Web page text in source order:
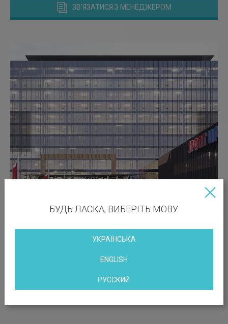
ЗВ'ЯЗАТИСЯ З МЕНЕДЖЕРОМ
БУДЬ ЛАСКА, ВИБЕРІТЬ МОВУ
УКРАЇНСЬКА
ENGLISH
РУССКИЙ